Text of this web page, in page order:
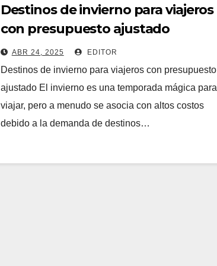
Destinos de invierno para viajeros
con presupuesto ajustado
(económico
ABR 24, 2025 EDITOR
Destinos de invierno para viajeros con presupuesto
ajustado El invierno es una temporada mágica para
viajar, pero a menudo se asocia con altos costos
debido a la demanda de destinos…